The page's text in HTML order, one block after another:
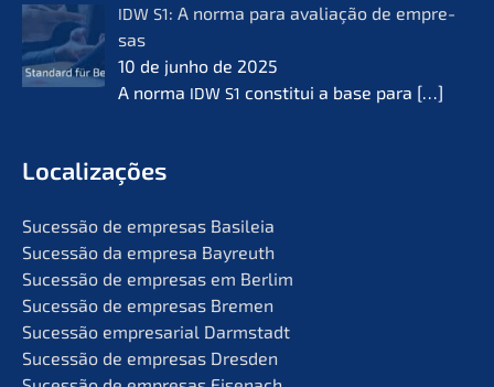
IDW S1: A norma para avalia­ção de empre­
sas
10 de junho de 2025
A norma IDW S1 consti­tui a base para […]
Locali­za­ções
Suces­são de empre­sas Basileia
Suces­são da empre­sa Bayreuth
Suces­são de empre­sas em Berlim
Suces­são de empre­sas Bremen
Suces­são empre­sa­ri­al Darmstadt
Suces­são de empre­sas Dresden